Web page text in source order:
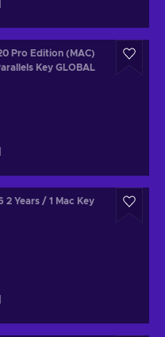
Pro Edition (MAC)
Key GLOBAL
2 Years / 1 Mac Key